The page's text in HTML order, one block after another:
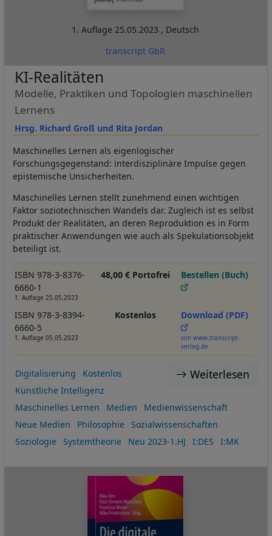
1. Auflage25.05.2023 , Deutsch
transcript GbR
Hrsg. Richard Groß und Rita Jordan
KI-Realitäten
Modelle, Praktiken und Topologien maschinellen
Lernens
Maschinelles Lernen als eigenlogischer
Forschungsgegenstand: interdisziplinäre Impulse gegen
epistemische Unsicherheiten.
Maschinelles Lernen stellt zunehmend einen wichtigen
Faktor soziotechnischen Wandels dar. Zugleich ist es selbst
Produkt der Realitäten, an deren Reproduktion es in Form
praktischer Anwendungen wie auch als Spekulationsobjekt
beteiligt ist.
ISBN 978-3-8376-
6660-1
1. Auflage 25.05.2023
48,00 € Portofrei Bestellen (Buch)
ISBN 978-3-8394-
6660-5
1. Auflage 05.05.2023
Kostenlos Download (PDF)
von www.transcript-
verlag.de
Weiterlesen
Digitalisierung
Kostenlos
Künstliche Intelligenz
Maschinelles Lernen
Medien
Medienwissenschaft
Neue Medien
Philosophie
Sozialwissenschaften
Soziologie
Systemtheorie Neu 2023-1.HJ I:DES I:MK